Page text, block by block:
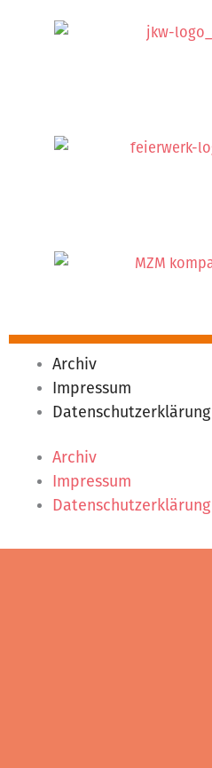
Archiv
Impressum
Datenschutzerklärung
Archiv
Impressum
Datenschutzerklärung